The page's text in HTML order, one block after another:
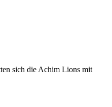
sich die Achim Lions mit